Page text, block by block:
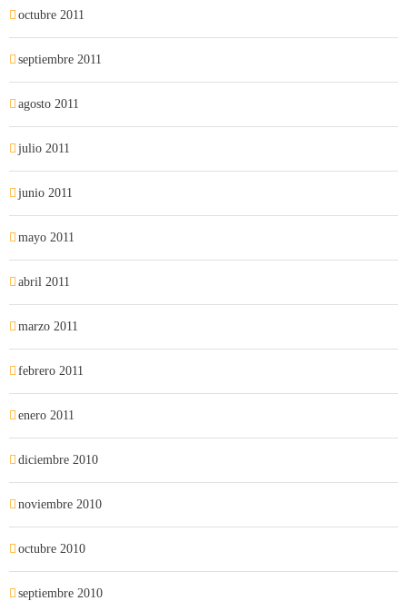
octubre 2011
septiembre 2011
agosto 2011
julio 2011
junio 2011
mayo 2011
abril 2011
marzo 2011
febrero 2011
enero 2011
diciembre 2010
noviembre 2010
octubre 2010
septiembre 2010